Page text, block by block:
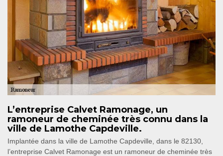
L’entreprise Calvet Ramonage, un
ramoneur de cheminée très connu dans la
ville de Lamothe Capdeville.
Implantée dans la ville de Lamothe Capdeville, dans le 82130,
l’entreprise Calvet Ramonage est un ramoneur de cheminée très